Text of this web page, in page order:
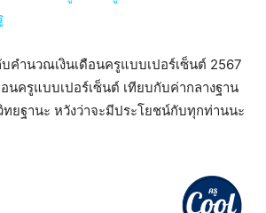
บคำนวณเงินเดือนครูแบบเปอร์เซ็นต์ 2567
นครูแบบเปอร์เซ็นต์ เทียบกับค่ากลางฐาน
ยฐานะ หวังว่าจะมีประโยชน์กับทุกท่านนะ